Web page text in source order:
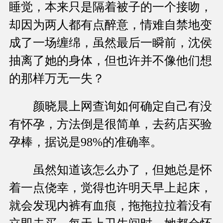
睡觉，本来只是隔着被子的一个接吻，
却因为两人都有点醉意，情难自禁地变
成了一场缠绵，虽然最后一瞬前，沈侯
抽离了她的身体，但也许并不像他们想
的那样万无一失？
颜晓晨上网查询如何确定自己有没
有怀孕，方法倒是很简单，去药店买验
孕棒，据说是98%的准确率。
虽然知道该怎么办了，但她总是怀
着一点侥幸，觉得也许明天早上起床，
就会发现内裤有血痕，拖拖拉拉着没有